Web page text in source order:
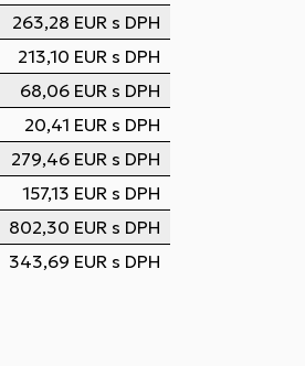
263,28 EUR s DPH
213,10 EUR s DPH
68,06 EUR s DPH
20,41 EUR s DPH
279,46 EUR s DPH
157,13 EUR s DPH
802,30 EUR s DPH
343,69 EUR s DPH